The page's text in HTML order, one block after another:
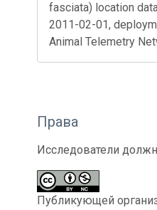
fasciata) location
2011-02-01,
Animal Telemetry
Права
Исследователи
Публикующей